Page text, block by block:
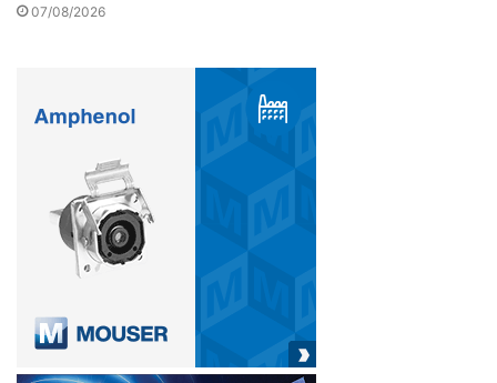
“A Arsesp [Agência Reguladora de Saneamento e Energia
regulamenta de forma inédita no Brasil as condições de
Estado. Esta normativa estabelece as regras para que o
biometano fornecido pelos produtores possa ser inserido
na rede pública de gás canalizado”, disse o Diretor-
Presidente da agência, Hélio Castro.
O biometano é considerado pelo mercado uma alternativa
07/08/2026